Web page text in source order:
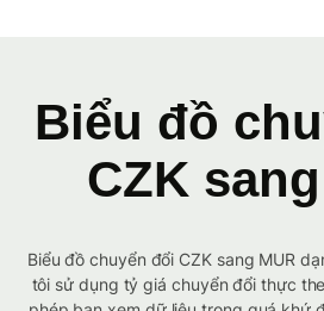
Biểu đồ
CZK
Biểu đồ chuyển đổi CZK sang MUR
tôi sử dụng tỷ giá chuyển đổi thực